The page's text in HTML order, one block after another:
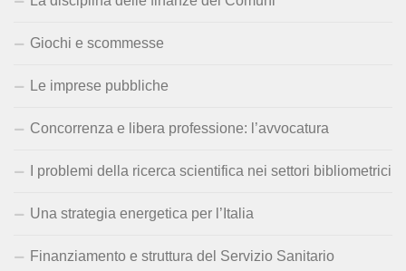
Giochi e scommesse
Le imprese pubbliche
Concorrenza e libera professione: l’avvocatura
I problemi della ricerca scientifica nei settori bibliometrici
Una strategia energetica per l’Italia
Finanziamento e struttura del Servizio Sanitario